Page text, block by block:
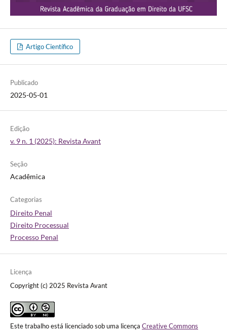
Artigo Científico
Publicado
2025-05-01
Edição
v. 9 n. 1 (2025): Revista Avant
Seção
Acadêmica
Categorias
Direito Penal
Direito Processual
Processo Penal
Licença
Copyright (c) 2025 Revista Avant
Este trabalho está licenciado sob uma licença Creative Commons